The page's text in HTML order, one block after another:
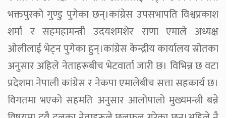
भक्तपुरको गुण्डु पुगेका छन्।कांग्रेस उपसभापति विश्वप्रकाश
शर्मा र सहमहामन्त्री उदयशमशेर राणा एमाले अध्यक्ष
ओलीलाई भेट्न पुगेका हुन्।कांग्रेस केन्द्रीय कार्यालय स्रोतका
अनुसार अहिले नेताहरूबीच भेटवार्ता जारी छ। विभिन्न छ वटा
प्रदेशमा नेपाली कांग्रेस र नेकपा एमालेबीच सत्ता सहकार्य छ।
विगतमा भएको सहमति अनुसार आलोपालो मुख्यमन्त्री बन्ने